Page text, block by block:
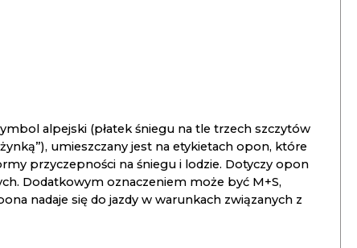
alpejski (płatek śniegu na tle trzech szczytów
umieszczany jest na etykietach opon, które
przyczepności na śniegu i lodzie. Dotyczy opon
Dodatkowym oznaczeniem może być M+S,
nadaje się do jazdy w warunkach związanych z